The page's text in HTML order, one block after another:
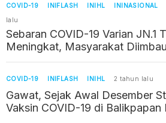
COVID-19 INIFLASH INIHL ININASIONAL
lalu
Sebaran COVID-19 Varian JN.1
Meningkat, Masyarakat Diimbau
Disiplin Prokes
COVID-19 INIFLASH INIHL 2 tahun lalu
Gawat, Sejak Awal Desember
Vaksin COVID-19 di Balikpapan